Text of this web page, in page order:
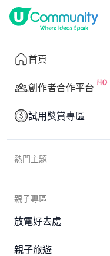
首頁
創作者合作平台
試用獎賞專區
熱門主題
親子專區
放電好去處
親子旅遊